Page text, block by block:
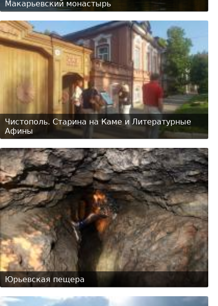
Макарьевский монастырь
Чистополь. Старина на Каме и Литературные
Афины
Юрьевская пещера